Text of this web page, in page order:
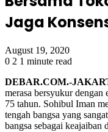
Jaga
August 19, 2020
0 2 1 minute read
DEBAR.COM.-
merasa bersyukur dengan
75 tahun. Sohibul Iman
tengah bangsa yang
bangsa sebagai keajaiban